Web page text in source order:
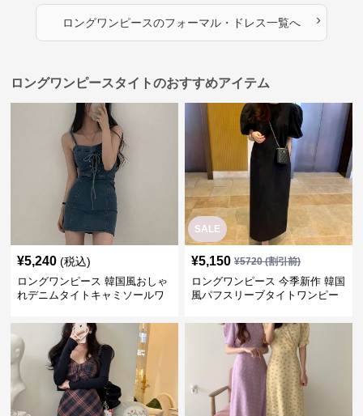
ロングワンピースのフォーマル・ドレス一覧へ ›
ロングワンピースタイトのおすすめアイテム
¥5,240 (税込)
ロングワンピース 韓国風おしゃ
れデニムタイトキャミソールワ
SALE
¥5,150 ¥5720(割引前)
ロングワンピース 今季新作 韓国
風パフスリーブタイトワンピー